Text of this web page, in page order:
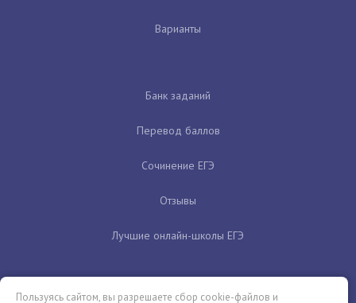
Варианты
Банк заданий
Перевод баллов
Сочинение ЕГЭ
Отзывы
Лучшие онлайн-школы ЕГЭ
Пользуясь сайтом, вы разрешаете сбор cookie-файлов и